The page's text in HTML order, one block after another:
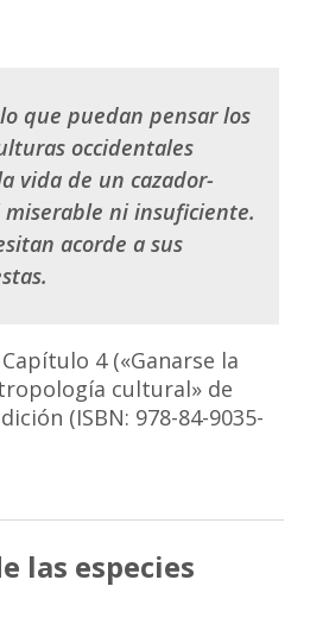
que puedan pensar los
occidentales
vida de un cazador-
ni insuficiente.
acorde a sus
4 («Ganarse la
cultural» de
(ISBN: 978-84-9035-
las especies